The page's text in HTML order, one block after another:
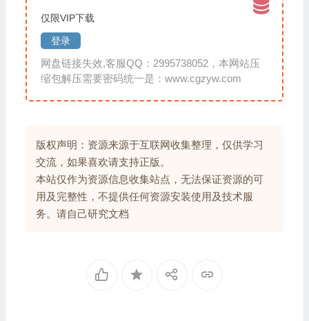
仅限VIP下载
登录
网盘链接失效,客服QQ：2995738052，本网站压
缩包解压需要密码统一是：www.cgzyw.com
版权声明：资源来源于互联网收集整理，仅供学习
交流，如果喜欢请支持正版。
本站仅作为资源信息收集站点，无法保证资源的可
用及完整性，不提供任何资源安装使用及技术服
务。请自己研究文档